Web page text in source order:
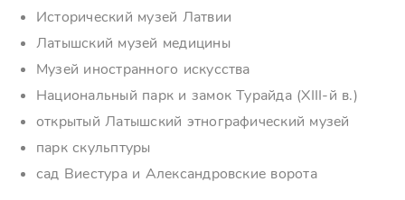
Исторический музей Латвии
Латышский музей медицины
Музей иностранного искусства
Национальный парк и замок Турайда (XIII-й в.)
открытый Латышский этнографический музей
парк скульптуры
сад Виестура и Александровские ворота